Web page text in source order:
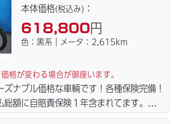
ージにて詳細画像見れます。
本体価格(税込み) ：
618,800円
色：黒系｜メータ：2,615km
格が変わる場合が御座います。
ナブル価格な車輌です！各種保険完備！
額に自賠責保険１年含まれてます。全国
円にて配達致します！！（離島の場合は